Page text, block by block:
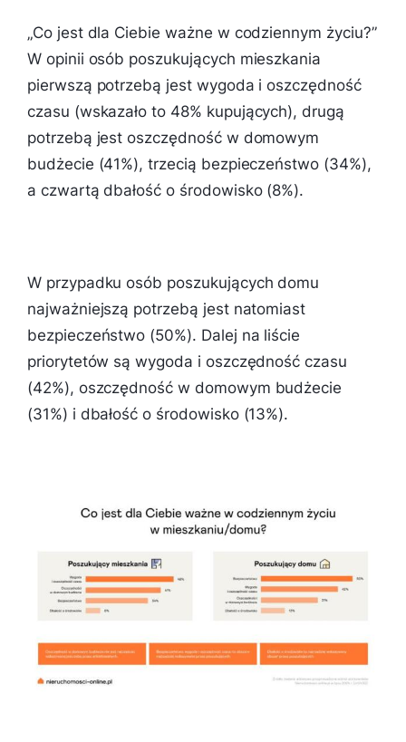
„Co jest dla Ciebie ważne w codziennym życiu?”
W opinii osób poszukujących mieszkania
pierwszą potrzebą jest wygoda i oszczędność
czasu (wskazało to 48% kupujących), drugą
potrzebą jest oszczędność w domowym
budżecie (41%), trzecią bezpieczeństwo (34%),
a czwartą dbałość o środowisko (8%).
W przypadku osób poszukujących domu
najważniejszą potrzebą jest natomiast
bezpieczeństwo (50%). Dalej na liście
priorytetów są wygoda i oszczędność czasu
(42%), oszczędność w domowym budżecie
(31%) i dbałość o środowisko (13%).